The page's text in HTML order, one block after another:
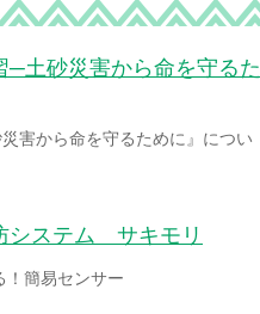
─土砂災害から命を守るた
害から命を守るために』につい
システム サキモリ
簡易センサー